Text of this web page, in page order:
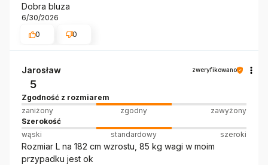
Dobra bluza
6/30/2026
0
0
Jarosław zweryfikowano
5
Zgodność z rozmiarem
zaniżony
zgodny
zawyżony
Szerokość
wąski
standardowy szeroki
Rozmiar L na 182 cm wzrostu, 85 kg wagi w moim
przypadku jest ok